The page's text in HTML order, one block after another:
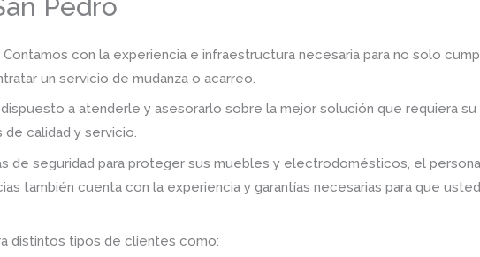
Pedro
. Contamos con la experiencia e infraestructura necesaria para no solo
un servicio de mudanza o acarreo.
a atenderle y asesorarlo sobre la mejor solución que requiera su
calidad y servicio.
de seguridad para proteger sus muebles y electrodomésticos, el
también cuenta con la experiencia y garantías necesarias para que
distintos tipos de clientes como: